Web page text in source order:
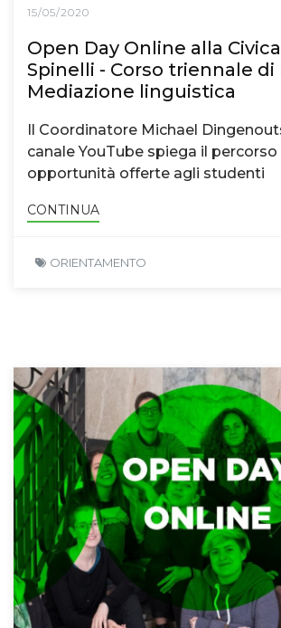
15/05/2020
Open Day Online alla
Spinelli - Corso triennale di
Mediazione linguistica
Il Coordinatore Michael
canale YouTube spiega il
opportunità offerte agli studenti
CONTINUA
ORIENTAMENTO